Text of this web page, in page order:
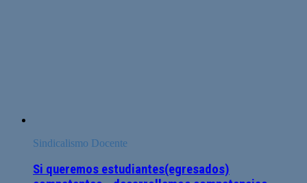
Sindicalismo Docente
Si queremos estudiantes(egresados)